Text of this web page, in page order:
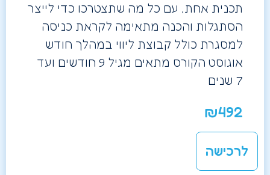
תכנית אחת, עם כל מה שתצטרכו כדי לייצר
הסתגלות והכנה מתאימה לקראת כניסה
למסגרת כולל קבוצת ליווי במהלך חודש
אוגוסט הקורס מתאים מגיל 9 חודשים ועד
7 שנים
₪492
לרכישה